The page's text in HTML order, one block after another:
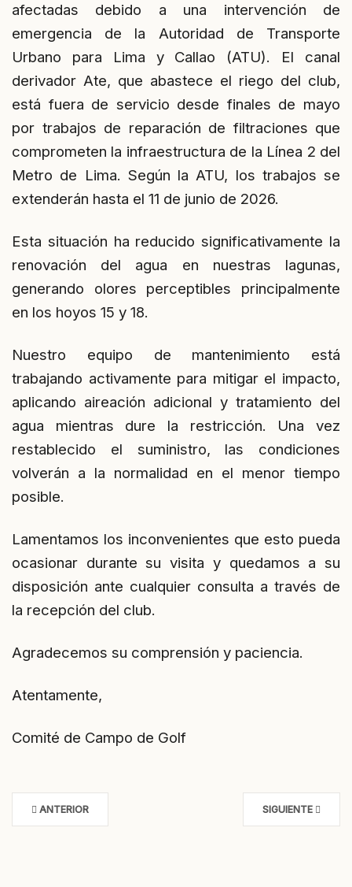
afectadas debido a una intervención de
emergencia de la Autoridad de Transporte
Urbano para Lima y Callao (ATU). El canal
derivador Ate, que abastece el riego del club,
está fuera de servicio desde finales de mayo
por trabajos de reparación de filtraciones que
comprometen la infraestructura de la Línea 2 del
Metro de Lima. Según la ATU, los trabajos se
extenderán hasta el 11 de junio de 2026.
Esta situación ha reducido significativamente la
renovación del agua en nuestras lagunas,
generando olores perceptibles principalmente
en los hoyos 15 y 18.
Nuestro equipo de mantenimiento está
trabajando activamente para mitigar el impacto,
aplicando aireación adicional y tratamiento del
agua mientras dure la restricción. Una vez
restablecido el suministro, las condiciones
volverán a la normalidad en el menor tiempo
posible.
Lamentamos los inconvenientes que esto pueda
ocasionar durante su visita y quedamos a su
disposición ante cualquier consulta a través de
la recepción del club.
Agradecemos su comprensión y paciencia.
Atentamente,
Comité de Campo de Golf
ANTERIOR SIGUIENTE